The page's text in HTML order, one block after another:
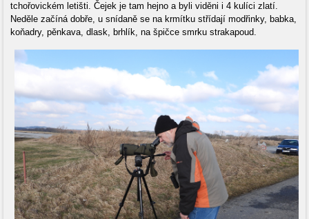
tchořovickém letišti. Čejek je tam hejno a byli viděni i 4 kulíci zlatí.
Neděle začíná dobře, u snídaně se na krmítku střídají modřinky, babka,
koňadry, pěnkava, dlask, brhlík, na špičce smrku strakapoud.